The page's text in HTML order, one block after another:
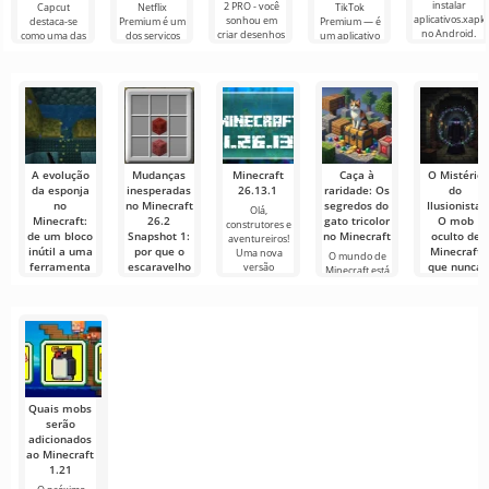
Capcut
destaca-se
como uma das
para edição de
vídeo,
garantindo um
Netflix
Premium é um
dos serviços
programas de
2 PRO - você
sonhou em
criar desenhos
até
TikTok
Premium — é
um aplicativo
outros
usuários ou
encontrar
instalar
aplicativos.xapk
no Android.
A evolução
da esponja
no
Minecraft:
de um bloco
inútil a uma
ferramenta
constante
evolução, e
muitos
Mudanças
inesperadas
no Minecraft
26.2
Snapshot 1:
por que o
escaravelho
Minecraft
26.13.1
Olá,
construtores e
aventureiros!
Uma nova
versão
Caça à
raridade: Os
segredos do
gato tricolor
no Minecraft
O mundo de
Minecraft está
O Mistério
do
Ilusionista:
O mob
oculto de
Minecraft
que nunca
Quais mobs
serão
adicionados
ao Minecraft
1.21